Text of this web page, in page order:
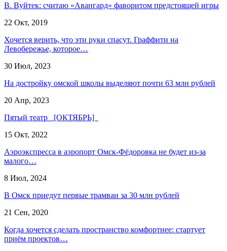
В. Вуйтек: считаю «Авангард» фаворитом предстоящей игры
22 Окт, 2019
Хочется верить, что эти руки спасут. Граффити на
Левобережье, которое…
30 Июл, 2023
На достройку омской школы выделяют почти 63 млн рублей
20 Апр, 2023
Пятый театр [ОКТЯБРЬ]
15 Окт, 2022
Аэроэкспресса в аэропорт Омск-Фёдоровка не будет из-за
малого…
8 Июл, 2024
В Омск приедут первые трамваи за 30 млн рублей
21 Сен, 2020
Когда хочется сделать пространство комфортнее: стартует
приём проектов…